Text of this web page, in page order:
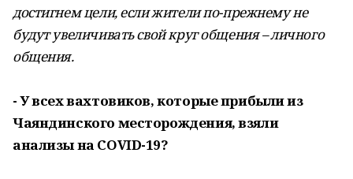
достигнем цели, если жители по-прежнему не
будут увеличивать свой круг общения – личного
общения.
- У всех вахтовиков, которые прибыли из
Чаяндинского месторождения, взяли
анализы на COVID-19?